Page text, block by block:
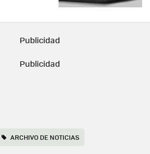
ARCHIVO DE NOTICIAS